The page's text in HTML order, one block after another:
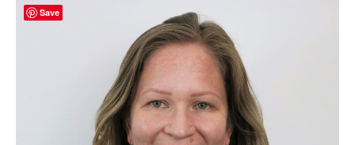
Save